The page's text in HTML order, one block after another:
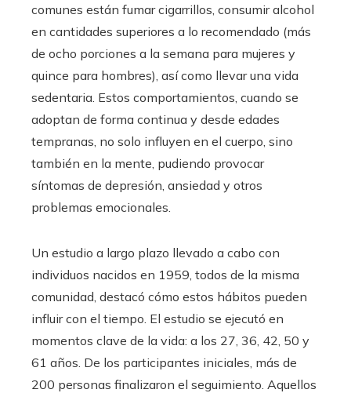
comunes están fumar cigarrillos, consumir alcohol
en cantidades superiores a lo recomendado (más
de ocho porciones a la semana para mujeres y
quince para hombres), así como llevar una vida
sedentaria. Estos comportamientos, cuando se
adoptan de forma continua y desde edades
tempranas, no solo influyen en el cuerpo, sino
también en la mente, pudiendo provocar
síntomas de depresión, ansiedad y otros
problemas emocionales.
Un estudio a largo plazo llevado a cabo con
individuos nacidos en 1959, todos de la misma
comunidad, destacó cómo estos hábitos pueden
influir con el tiempo. El estudio se ejecutó en
momentos clave de la vida: a los 27, 36, 42, 50 y
61 años. De los participantes iniciales, más de
200 personas finalizaron el seguimiento. Aquellos